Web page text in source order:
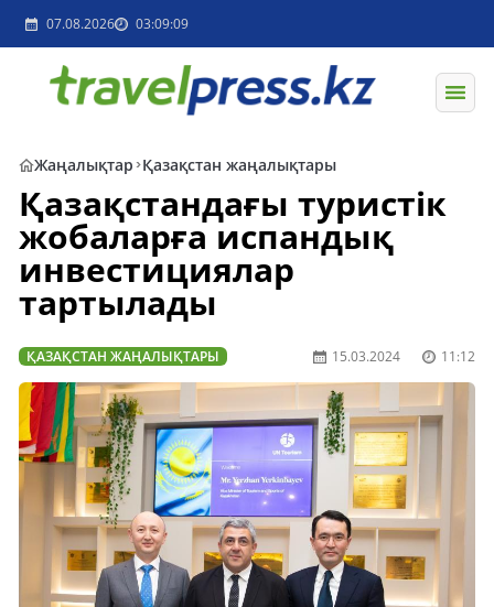
07.08.2026 03:09:09
Жаңалықтар Қазақстан жаңалықтары
Қазақстандағы туристік
жобаларға испандық
инвестициялар
тартылады
ҚАЗАҚСТАН ЖАҢАЛЫҚТАРЫ 15.03.2024 11:12